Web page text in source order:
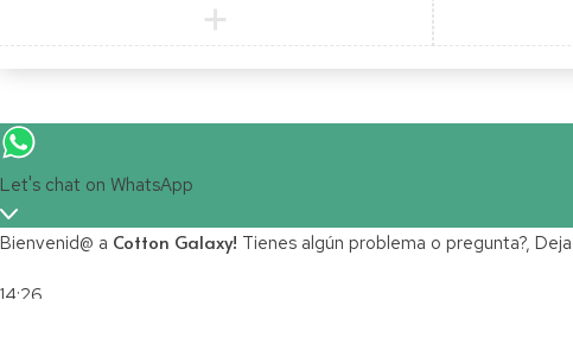
Let's chat on WhatsApp
Bienvenid@ a Cotton Galaxy! Tienes algún problema o pregunta?,
14:26